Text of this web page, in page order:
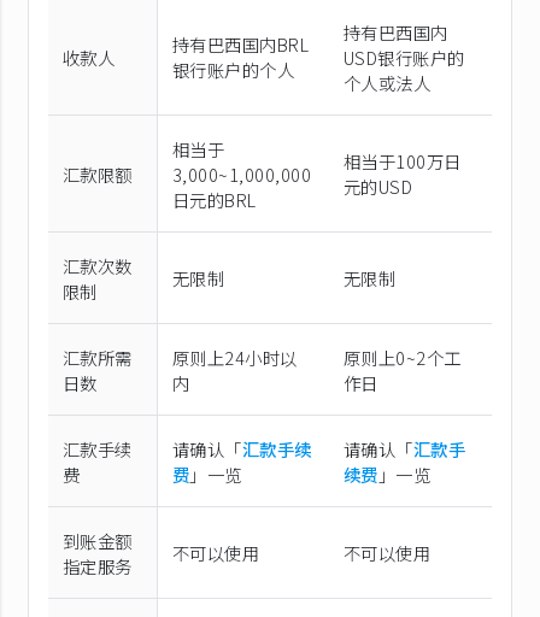
收款人
持有巴西国内BRL
银行账户的个人
持有巴西国内
USD银行账户的
个人或法人
汇款限额
相当于
3,000~1,000,000
日元的BRL
相当于100万日
元的USD
汇款次数
限制
无限制 无限制
汇款所需
日数
原则上24小时以
内
原则上0~2个工
作日
汇款手续
费
请确认「汇款手续
费」一览
请确认「汇款手
续费 」一览
到账金额
指定服务
不可以使用 不可以使用